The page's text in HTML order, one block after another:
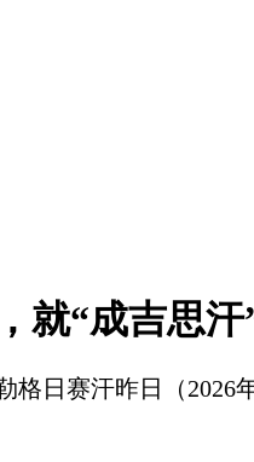
就“成吉思
格日赛汗昨日 （2026